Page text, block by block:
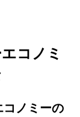
コノミ
コノミーの